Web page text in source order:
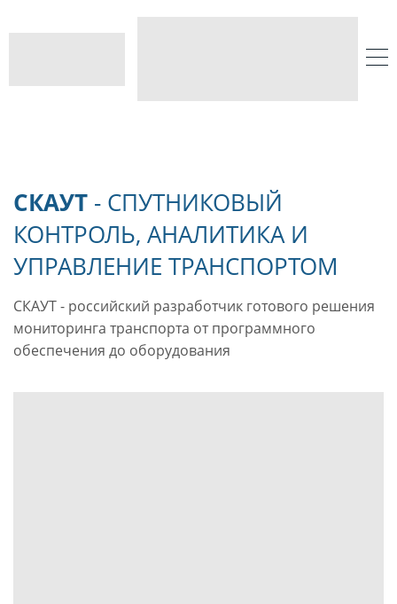
СКАУТ - СПУТНИКОВЫЙ
КОНТРОЛЬ, АНАЛИТИКА И
УПРАВЛЕНИЕ ТРАНСПОРТОМ
СКАУТ - российский разработчик готового решения
мониторинга транспорта от программного
обеспечения до оборудования